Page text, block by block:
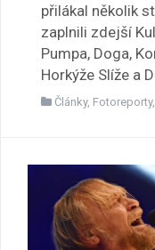
přilákal několik
zaplnili zdejší
Pumpa, Doga,
Horkýže Slíže a
Články, Fotoreporty,